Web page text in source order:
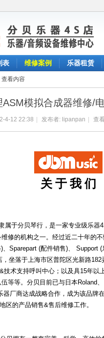
表 维修案例 乐器租赁
查看内容
ASM模拟合成器维修/
4-12 22:38 发布者: lipanpan 查
关 于 我 们
于分贝琴行，是一家专业级乐器
修的机构之一。经过近二十年的
Sparepart (配件销售)、 Support
坐落于上海市区普陀区光新路
技术支持呼叫中心；以及具15年以
等等。分贝目前已与日本Roland
厂商达成战略合作，成为该品牌
区的产品销售&售后维修工作。